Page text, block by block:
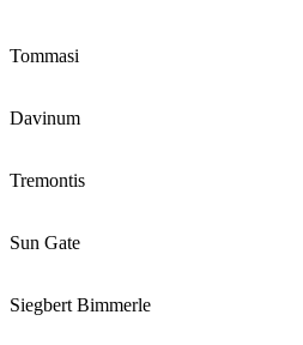
Tommasi
Davinum
Tremontis
Sun Gate
Siegbert Bimmerle